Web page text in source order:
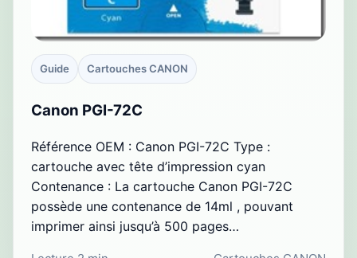
Guide Cartouches CANON
Canon PGI-72C
Référence OEM : Canon PGI-72C Type :
cartouche avec tête d’impression cyan
Contenance : La cartouche Canon PGI-72C
possède une contenance de 14ml , pouvant
imprimer ainsi jusqu’à 500 pages…